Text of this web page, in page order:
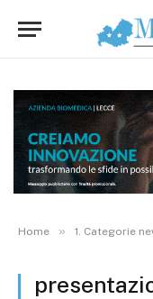
Home » 1. Categorie